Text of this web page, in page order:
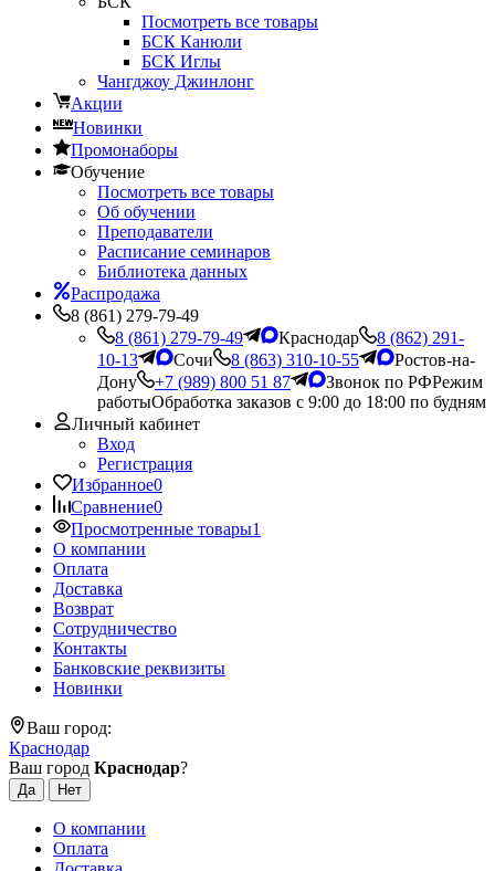
Посмотреть все товары
БСК Канюли
БСК Иглы
Чангджоу Джинлонг
Акции
Новинки
Промонаборы
Обучение
Посмотреть все товары
Об обучении
Преподаватели
Расписание семинаров
Библиотека данных
Распродажа
8 (861) 279-79-49
8 (861) 279-79-49
Краснодар
8 (862) 291-
10-13
Сочи 8 (863) 310-10-55
Ростов-на-
Дону
+7 (989) 800 51 87 Звонок по РФРежим
работыОбработка заказов с 9:00 до 18:00 по будням
Личный кабинет
Вход
Регистрация
Избранное0
Сравнение0
Просмотренные товары1
О компании
Оплата
Доставка
Возврат
Сотрудничество
Контакты
Банковские реквизиты
Новинки
Ваш город:
Краснодар
Ваш город Краснодар?
О компании
Оплата